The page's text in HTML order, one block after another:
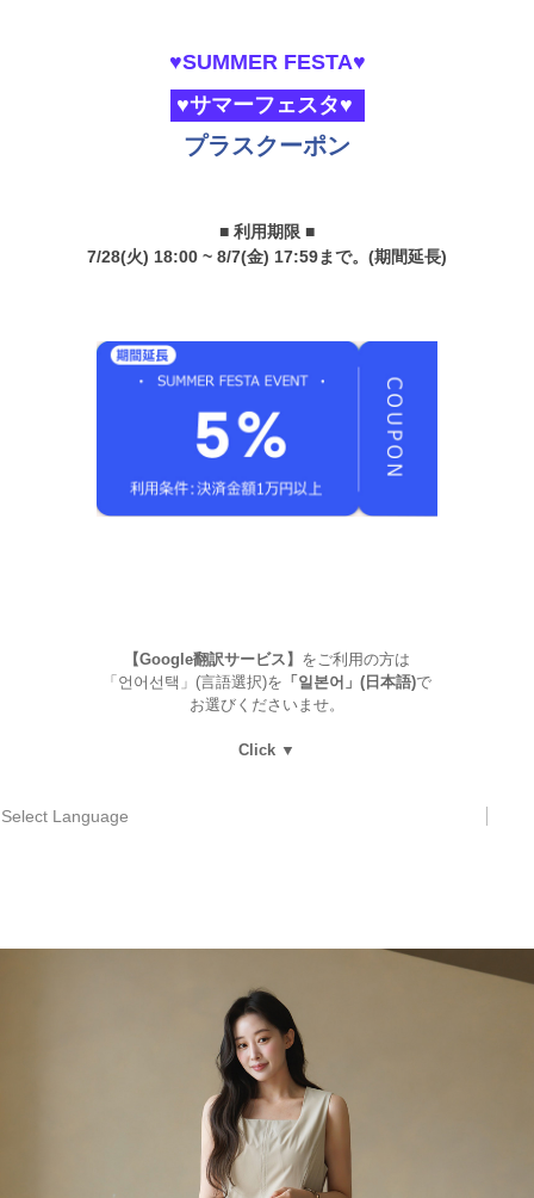
♥SUMMER FESTA♥
♥サマーフェスタ♥
プラスクーポン
■ 利用期限 ■
7/28(火) 18:00 ~ 8/7(金) 17:59まで。(期間延長)
【Google翻訳サービス】 をご利用の方は
「언어선택」(言語選択)を 「일본어」(日本語)で
お選びくださいませ。
Click ▼
Select Language